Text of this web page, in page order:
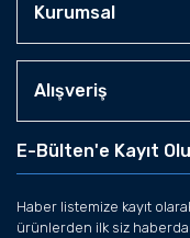
Kurumsal
Alışveriş
E-Bülten'e Kayıt
Haber listemize kayıt
ürünlerden ilk siz